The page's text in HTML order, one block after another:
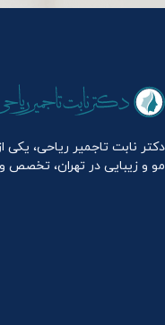
دکتر نابت تاجمیر ریاحی،
مو و زیبایی در تهران، تخصص